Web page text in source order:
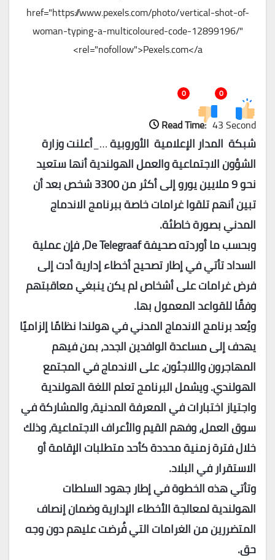
href="https://www.pexels.com/photo/vertical-shot-of-
woman-typing-a-multicoloured-code-12899196/"
rel="nofollow">Pexels.com</a>
0
0
Read Time: 43 Second
شبكة المدار الإعلامية الأوروبية…_ أعلنت وزارة
الشؤون الاجتماعية والعمل الهولندية أنها ستعيد
نحو 9 ملايين يورو إلى أكثر من 3300 شخص بعد أن
تبين أنهم تلقوا غرامات خاصة ببرنامج الاندماج
المدني بصورة خاطئة.
وبحسب ما أوردته صحيفةDe Telegraaf، فإن عملية
السداد تأتي في إطار تصحيح أخطاء إدارية أدت إلى
فرض غرامات على أشخاص لم يكن ينبغي معاقبتهم
وفقًا للقواعد المعمول بها.
ويُعد برنامج الاندماج المدني في هولندا نظامًا إلزاميًا
يهدف إلى مساعدة الوافدين الجدد، بمن فيهم
المهاجرون واللاجئون، على الاندماج في المجتمع
الهولندي. ويشمل البرنامج تعلم اللغة الهولندية
واجتياز اختبارات في المعرفة المدنية، والمشاركة في
سوق العمل، وفهم القيم والأعراف الاجتماعية، وذلك
خلال فترة زمنية محددة كأحد متطلبات الإقامة أو
الاستقرار في البلاد.
وتأتي هذه الخطوة في إطار جهود السلطات
الهولندية لمعالجة الأخطاء الإدارية وضمان إنصاف
المتضررين من الغرامات التي فُرضت عليهم دون وجه
حق.